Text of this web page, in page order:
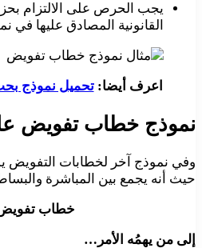
يجب الحرص على الالتزام
القانونية المصادق عليها
اعرف أيضا: تحميل نموذج
نموذج خطاب تفويض
وفي نموذج آخر لخطابات التفويض
حيث أنه يجمع بين المباشرة
خطاب
إلى من يهمُه الأمر…